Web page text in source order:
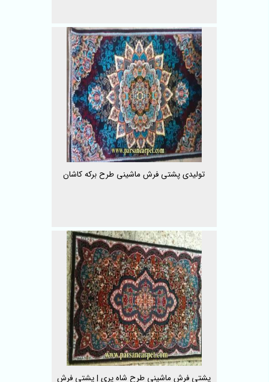
تولیدی پشتی فرش ماشینی طرح برکه کاشان
پشتی فرش ماشینی طرح شاه پری | پشتی فرش